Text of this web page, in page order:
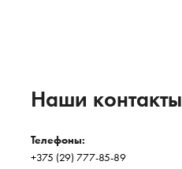
Наши контакты
Телефоны:
+375 (29) 777-85-89